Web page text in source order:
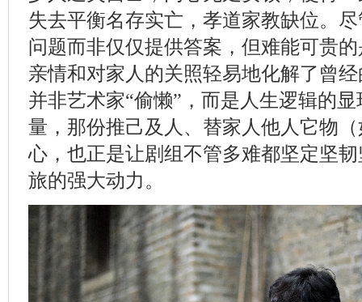
失去平衡名存实亡，孝道家教缺位。
问题而非仅仅提供答案，但难能可贵
亲情和对家人的关照轻易地化解了曾
并非艺术家“偷懒”，而是人生逻辑的
量，那份推己及人、替家人他人它物
心，也正是让剧组不管多难都坚定坚
旅的强大动力。